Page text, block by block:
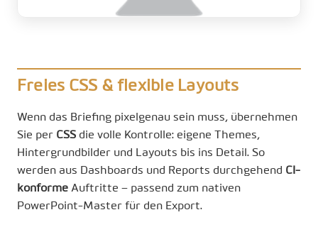
Freies CSS & flexible Layouts
Wenn das Briefing pixelgenau sein muss, übernehmen
Sie per CSS die volle Kontrolle: eigene Themes,
Hintergrundbilder und Layouts bis ins Detail. So
werden aus Dashboards und Reports durchgehend CI-
konforme Auftritte – passend zum nativen
PowerPoint-Master für den Export.